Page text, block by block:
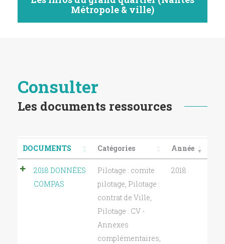
Métropole & ville)
Consulter
Les documents ressources
DOCUMENTS Catégories Année
2018 DONNÉES
COMPAS
Pilotage : comite
pilotage, Pilotage :
contrat de Ville,
Pilotage : CV -
Annexes
complémentaires,
2018